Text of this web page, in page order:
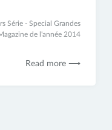
Série - Special Grandes
de l'année 2014
Read more ⟶